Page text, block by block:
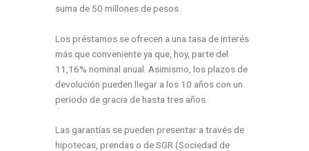
suma de 50 millones de pesos.
Los préstamos se ofrecen a una tasa de interés
más que conveniente ya que, hoy, parte del
11,16% nominal anual. Asimismo, los plazos de
devolución pueden llegar a los 10 años con un
periodo de gracia de hasta tres años.
Las garantías se pueden presentar a través de
hipotecas, prendas o de SGR (Sociedad de